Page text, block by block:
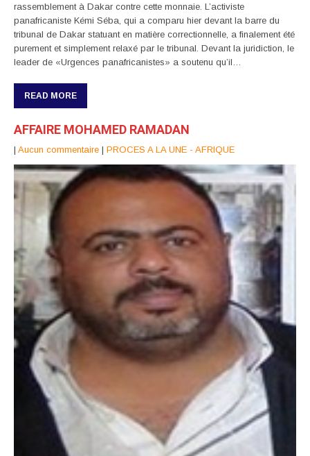
rassemblement à Dakar contre cette monnaie. L’activiste
panafricaniste Kémi Séba, qui a comparu hier devant la barre du
tribunal de Dakar statuant en matière correctionnelle, a finalement été
purement et simplement relaxé par le tribunal. Devant la juridiction, le
leader de «Urgences panafricanistes» a soutenu qu’il…
READ MORE
AFFAIRE MOHAMED RAMADAN
| Aucun commentaire | PROCES A LA UNE - AFRIQUE